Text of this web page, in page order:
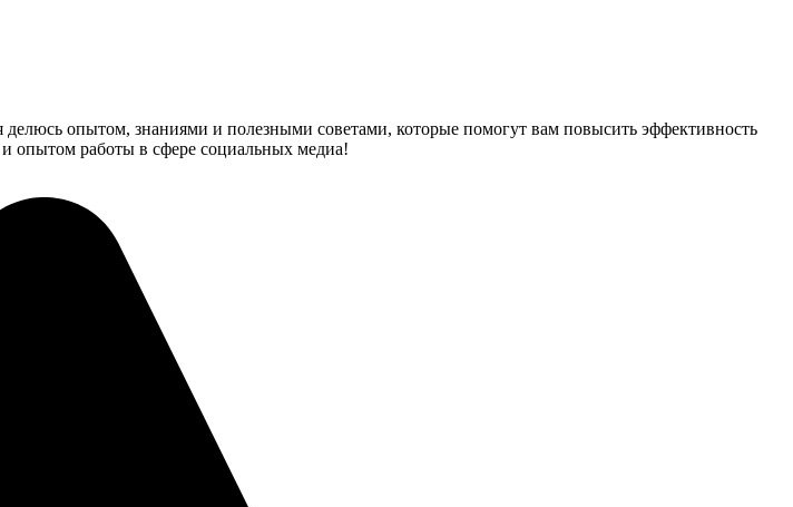
опытом, знаниями и полезными советами, которые помогут вам повысить эффективность
опытом работы в сфере социальных медиа!